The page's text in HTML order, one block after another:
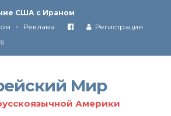
США с Ираном
Революции в Иране
• Реклама
Регистрация
Мир
Америки